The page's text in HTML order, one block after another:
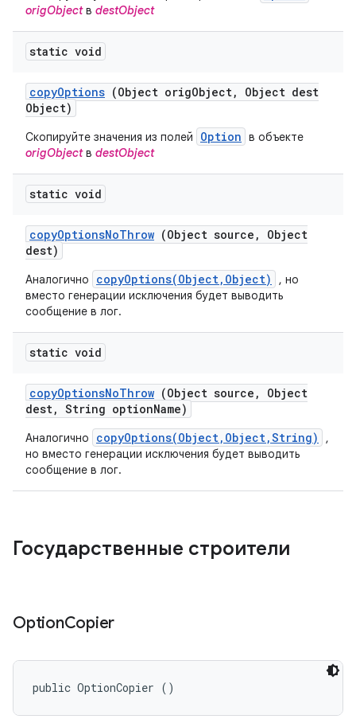
origObjectв destObject
static void
copyOptions (Object origObject,
Object dest
Object)
Скопируйте значения из полей Option в объекте
origObjectв destObject
static void
copyOptionsNoThrow (Object source ,
Object
dest)
Аналогично copyOptions(Object,Object)
, но
вместо генерации исключения будет выводить
сообщение в лог.
static void
copyOptionsNoThrow (Object source ,
Object
dest, String optionName)
Аналогично copyOptions(Object,Object,String)
,
но вместо генерации исключения будет выводить
сообщение в лог.
Государственные строители
OptionCopier
public OptionCopier ()